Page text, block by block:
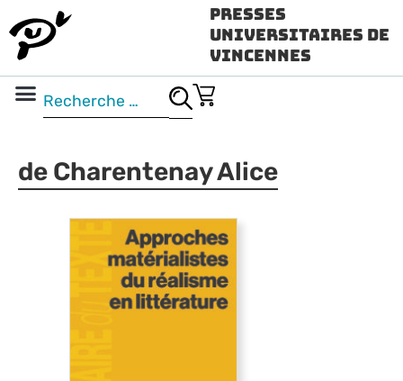
Presses
Universitaires de
Vincennes
de Charentenay Alice